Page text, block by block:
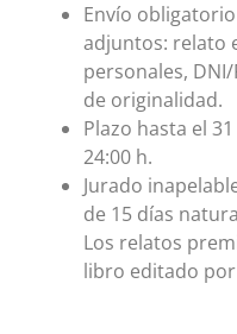
Envío
adjuntos: relato
personales,
de originalidad.
Plazo hasta el
24:00 h.
Jurado
de 15 días
Los relatos
libro editado por